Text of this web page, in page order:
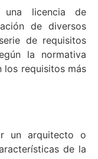
licencia de
de diversos
de requisitos
la normativa
los requisitos más
un arquitecto o
de la